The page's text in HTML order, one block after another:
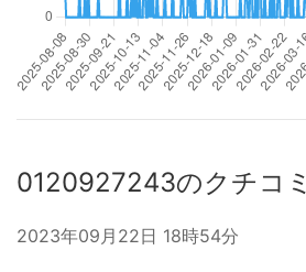
0120927243のクチコミ
2023年09月22日 18時54分